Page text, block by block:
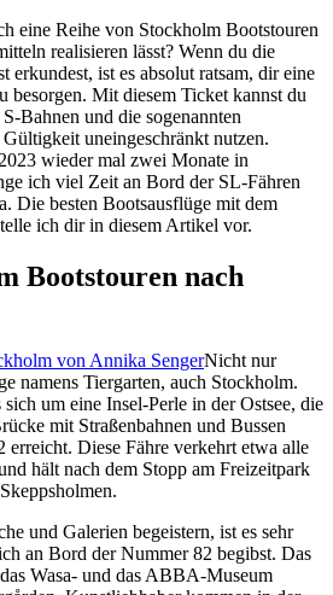
eine Reihe von Stockholm Bootstouren
realisieren lässt? Wenn du die
erkundest, ist es absolut ratsam, dir eine
besorgen. Mit diesem Ticket kannst du
Bahnen und die sogenannten
uneingeschränkt nutzen.
wieder mal zwei Monate in
ich viel Zeit an Bord der SL-Fähren
Die besten Bootsausflüge mit dem
ich dir in diesem Artikel vor.
Bootstouren nach
Nicht nur
namens Tiergarten, auch Stockholm.
um eine Insel-Perle in der Ostsee, die
mit Straßenbahnen und Bussen
erreicht. Diese Fähre verkehrt etwa alle
hält nach dem Stopp am Freizeitpark
und Galerien begeistern, ist es sehr
an Bord der Nummer 82 begibst. Das
Wasa- und das ABBA-Museum